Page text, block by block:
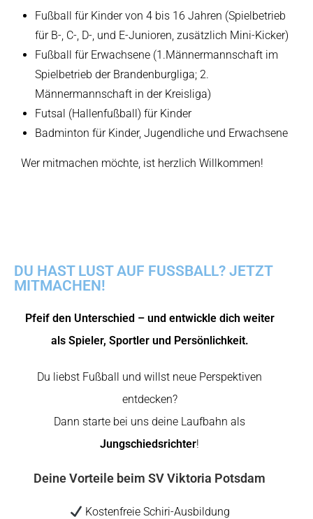
Fußball für Kinder von 4 bis 16 Jahren (Spielbetrieb
für B-, C-, D-, und E-Junioren, zusätzlich Mini-Kicker)
Fußball für Erwachsene (1.Männermannschaft im
Spielbetrieb der Brandenburgliga; 2.
Männermannschaft in der Kreisliga)
Futsal (Hallenfußball) für Kinder
Badminton für Kinder, Jugendliche und Erwachsene
Wer mitmachen möchte, ist herzlich Willkommen!
DU HAST LUST AUF FUSSBALL? JETZT
MITMACHEN!
Pfeif den Unterschied – und entwickle dich weiter
als Spieler, Sportler und Persönlichkeit.
Du liebst Fußball und willst neue Perspektiven
entdecken?
Dann starte bei uns deine Laufbahn als
Jungschiedsrichter!
Deine Vorteile beim SV Viktoria Potsdam
Kostenfreie Schiri-Ausbildung